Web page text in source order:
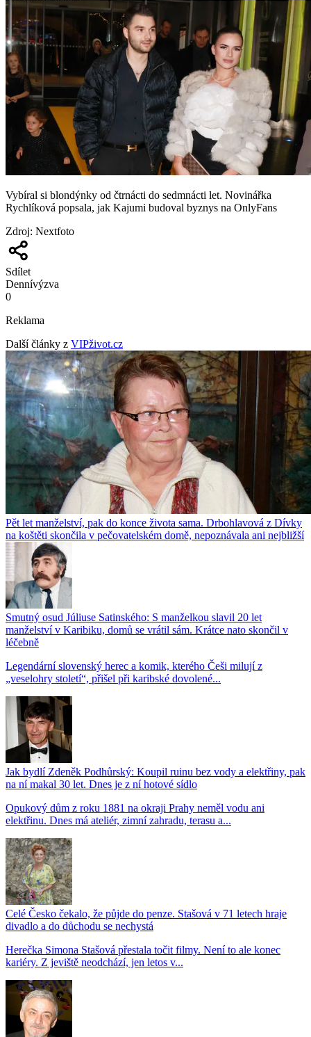
Vybíral si blondýnky od čtrnácti do sedmnácti let. Novinářka
Rychlíková popsala, jak Kajumi budoval byznys na OnlyFans
Zdroj: Nextfoto
Sdílet
Dennívýzva
0
Reklama
Další články z VIPživot.cz
Pět let manželství, pak do konce života sama. Drbohlavová z Dívky
na koštěti skončila v pečovatelském domě, nepoznávala ani nejbližší
Smutný osud Júliuse Satinského: S manželkou slavil 20 let
manželství v Karibiku, domů se vrátil sám. Krátce nato skončil v
léčebně
Legendární slovenský herec a komik, kterého Češi milují z
„veselohry století“, přišel při karibské dovolené...
Jak bydlí Zdeněk Podhůrský: Koupil ruinu bez vody a elektřiny, pak
na ní makal 30 let. Dnes je z ní hotové sídlo
Opukový dům z roku 1881 na okraji Prahy neměl vodu ani
elektřinu. Dnes má ateliér, zimní zahradu, terasu a...
Celé Česko čekalo, že půjde do penze. Stašová v 71 letech hraje
divadlo a do důchodu se nechystá
Herečka Simona Stašová přestala točit filmy. Není to ale konec
kariéry. Z jeviště neodchází, jen letos v...